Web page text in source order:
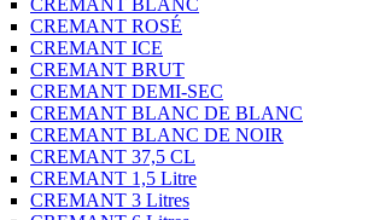
CREMANT ROSÉ
CREMANT ICE
CREMANT BRUT
CREMANT DEMI-SEC
CREMANT BLANC DE BLANC
CREMANT BLANC DE NOIR
CREMANT 37,5 CL
CREMANT 1,5 Litre
CREMANT 3 Litres